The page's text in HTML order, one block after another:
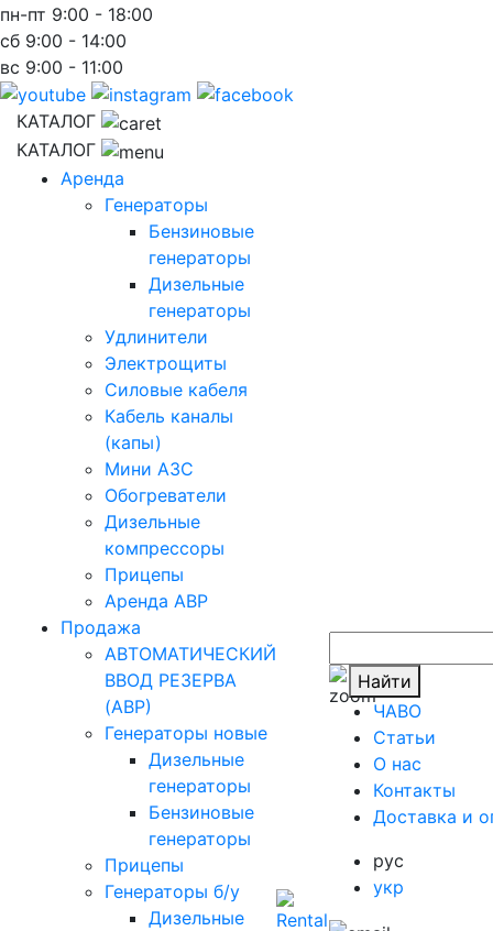
пн-пт 9:00 - 18:00
сб 9:00 - 14:00
вс 9:00 - 11:00
КАТАЛОГ
КАТАЛОГ
Аренда
Генераторы
Бензиновые
генераторы
Дизельные
генераторы
Удлинители
Электрощиты
Силовые кабеля
Кабель каналы
(капы)
Мини АЗС
Обогреватели
Дизельные
компрессоры
Прицепы
Аренда АВР
Продажа
АВТОМАТИЧЕСКИЙ
ВВОД РЕЗЕРВА
(АВР)
Генераторы новые
Дизельные
генераторы
Бензиновые
генераторы
Прицепы
Генераторы б/у
Дизельные
Найти
ЧАВО
Cтатьи
O нас
Контакты
Доставка и
рус
укр